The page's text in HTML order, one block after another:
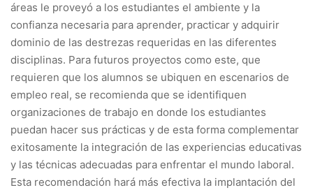
áreas le proveyó a los estudiantes el ambiente y la
confianza necesaria para aprender, practicar y adquirir
dominio de las destrezas requeridas en las diferentes
disciplinas. Para futuros proyectos como este, que
requieren que los alumnos se ubiquen en escenarios de
empleo real, se recomienda que se identifiquen
organizaciones de trabajo en donde los estudiantes
puedan hacer sus prácticas y de esta forma complementar
exitosamente la integración de las experiencias educativas
y las técnicas adecuadas para enfrentar el mundo laboral.
Esta recomendación hará más efectiva la implantación del